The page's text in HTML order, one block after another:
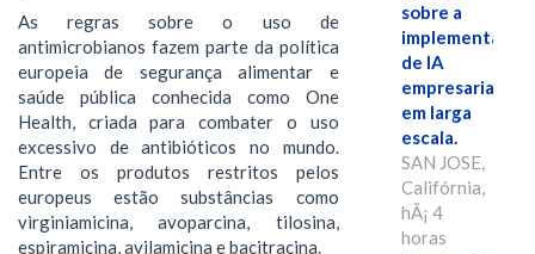
As regras sobre o uso de
antimicrobianos fazem parte da política
europeia de segurança alimentar e
saúde pública conhecida como One
Health, criada para combater o uso
excessivo de antibióticos no mundo.
Entre os produtos restritos pelos
europeus estão substâncias como
virginiamicina, avoparcina, tilosina,
espiramicina, avilamicina e bacitracina.
sobre a
implementação
de IA
empresarial
em larga
escala.
SAN JOSE,
Califórnia,
hÃ¡ 4
horas